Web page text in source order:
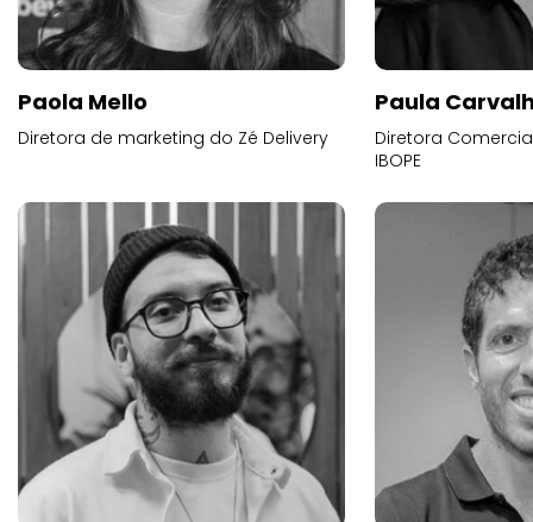
Paola Mello
Diretora de marketing do Zé Delivery
Paula
Diretora
IBOPE